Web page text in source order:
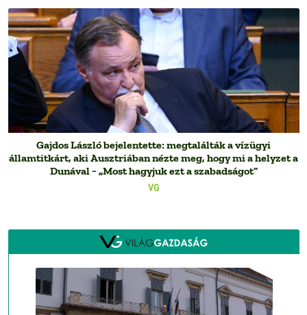
VG
Gajdos László bejelentette: megtalálták a vízügyi
államtitkárt, aki Ausztriában nézte meg, hogy mi a helyzet a
Dunával − „Most hagyjuk ezt a szabadságot”